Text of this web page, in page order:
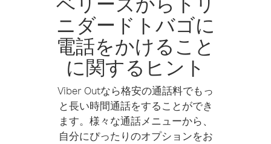
ニダードトバゴに
電話をかけること
に関するヒント
Viber Outなら格安の通話料でもっ
と長い時間通話をすることができ
ます。様々な通話メニューから、
自分にぴったりのオプションをお